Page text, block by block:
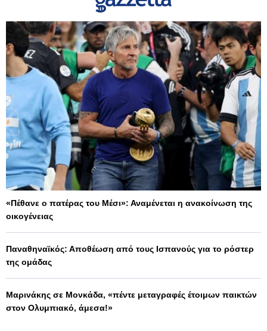
«Πέθανε ο πατέρας του Μέσι»: Αναμένεται η ανακοίνωση της
οικογένειας
Παναθηναϊκός: Αποθέωση από τους Ισπανούς για το ρόστερ
της ομάδας
Μαρινάκης σε Μονκάδα, «πέντε μεταγραφές έτοιμων παικτών
στον Ολυμπιακό, άμεσα!»